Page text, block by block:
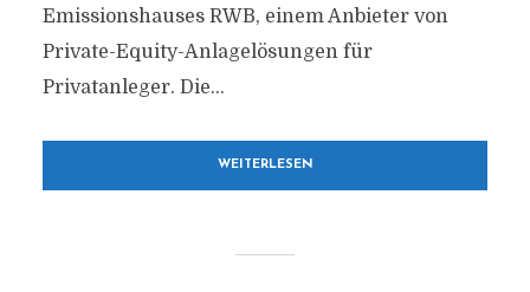
Emissionshauses RWB, einem Anbieter von
Private-Equity-Anlagelösungen für
Privatanleger. Die...
WEITERLESEN